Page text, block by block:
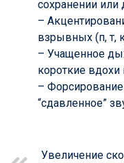
сохранении
–
взрывных (п, т,
– Учащенное
короткие
–
“сдавленное”
Увеличение